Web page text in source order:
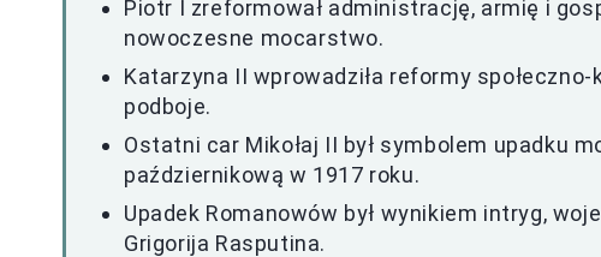
Piotr I zreformował administrację, armię i
nowoczesne mocarstwo.
Katarzyna II wprowadziła reformy
podboje.
Ostatni car Mikołaj II był symbolem upadku
październikową w 1917 roku.
Upadek Romanowów był wynikiem intryg,
Grigorija Rasputina.